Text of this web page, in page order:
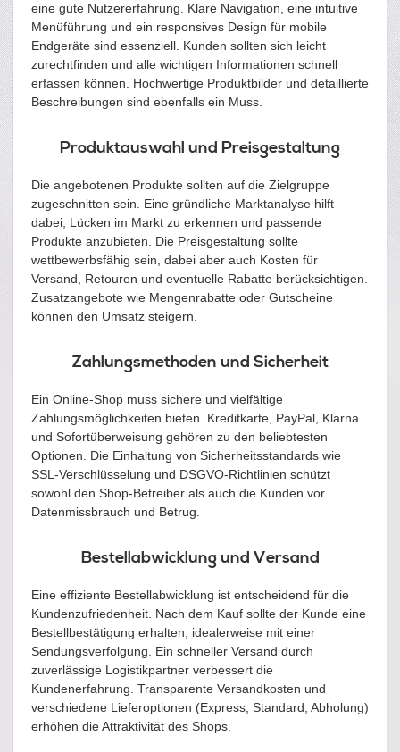
eine gute Nutzererfahrung. Klare Navigation, eine intuitive
Menüführung und ein responsives Design für mobile
Endgeräte sind essenziell. Kunden sollten sich leicht
zurechtfinden und alle wichtigen Informationen schnell
erfassen können. Hochwertige Produktbilder und detaillierte
Beschreibungen sind ebenfalls ein Muss.
Produktauswahl und Preisgestaltung
Die angebotenen Produkte sollten auf die Zielgruppe
zugeschnitten sein. Eine gründliche Marktanalyse hilft
dabei, Lücken im Markt zu erkennen und passende
Produkte anzubieten. Die Preisgestaltung sollte
wettbewerbsfähig sein, dabei aber auch Kosten für
Versand, Retouren und eventuelle Rabatte berücksichtigen.
Zusatzangebote wie Mengenrabatte oder Gutscheine
können den Umsatz steigern.
Zahlungsmethoden und Sicherheit
Ein Online-Shop muss sichere und vielfältige
Zahlungsmöglichkeiten bieten. Kreditkarte, PayPal, Klarna
und Sofortüberweisung gehören zu den beliebtesten
Optionen. Die Einhaltung von Sicherheitsstandards wie
SSL-Verschlüsselung und DSGVO-Richtlinien schützt
sowohl den Shop-Betreiber als auch die Kunden vor
Datenmissbrauch und Betrug.
Bestellabwicklung und Versand
Eine effiziente Bestellabwicklung ist entscheidend für die
Kundenzufriedenheit. Nach dem Kauf sollte der Kunde eine
Bestellbestätigung erhalten, idealerweise mit einer
Sendungsverfolgung. Ein schneller Versand durch
zuverlässige Logistikpartner verbessert die
Kundenerfahrung. Transparente Versandkosten und
verschiedene Lieferoptionen (Express, Standard, Abholung)
erhöhen die Attraktivität des Shops.